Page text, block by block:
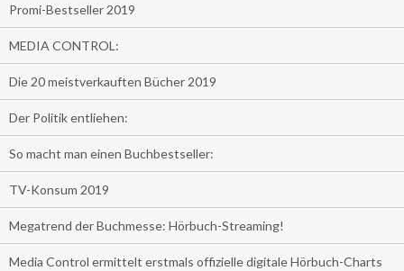
Promi-Bestseller 2019
MEDIA CONTROL:
Die 20 meistverkauften Bücher 2019
Der Politik entliehen:
So macht man einen Buchbestseller:
TV-Konsum 2019
Megatrend der Buchmesse: Hörbuch-Streaming!
Media Control ermittelt erstmals offizielle digitale Hörbuch-Charts